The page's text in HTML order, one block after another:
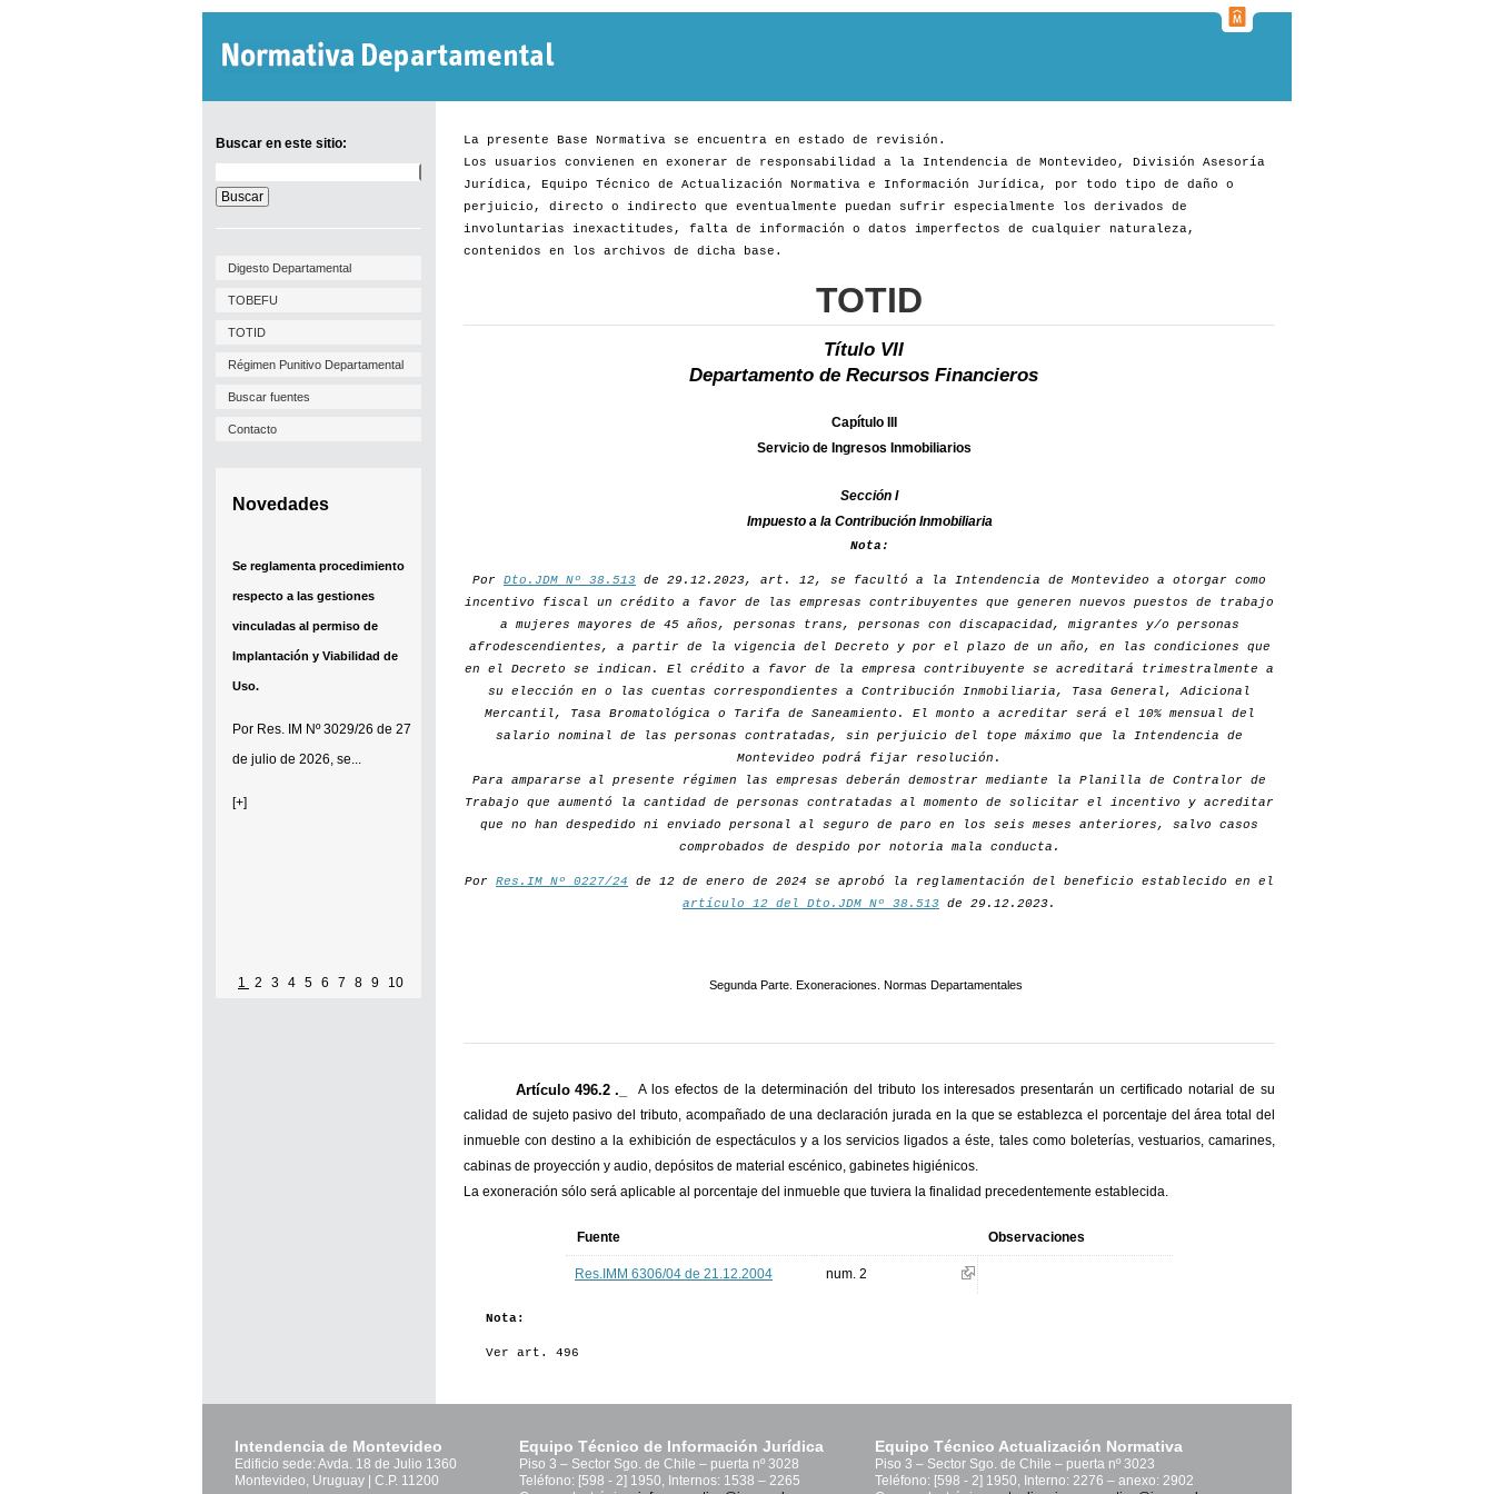
Buscar en este sitio:
en
este
sitio:
Digesto Departamental
TOBEFU
TOTID
Régimen Punitivo Departamental
Buscar fuentes
Contacto
Novedades
Se reglamenta procedimiento
respecto a las gestiones
vinculadas al permiso de
Implantación y Viabilidad de
Uso.
Por Res. IM Nº 3029/26 de 27
de julio de 2026, se...
[+]
1 2 3 4 5 6 7 8 9 10
La presente Base Normativa se encuentra en estado de revisión.
Los usuarios convienen en exonerar de responsabilidad a la Intendencia de Montevideo, División Asesoría
Jurídica, Equipo Técnico de Actualización Normativa e Información Jurídica, por todo tipo de daño o
perjuicio, directo o indirecto que eventualmente puedan sufrir especialmente los derivados de
involuntarias inexactitudes, falta de información o datos imperfectos de cualquier naturaleza,
contenidos en los archivos de dicha base.
TOTID
Título VII
Departamento de Recursos Financieros
Capítulo III
Servicio de Ingresos Inmobiliarios
Sección I
Impuesto a la Contribución Inmobiliaria
Nota:
Por Dto.JDM Nº 38.513 de 29.12.2023, art. 12, se facultó a la Intendencia de Montevideo a otorgar como
incentivo fiscal un crédito a favor de las empresas contribuyentes que generen nuevos puestos de trabajo
a mujeres mayores de 45 años, personas trans, personas con discapacidad, migrantes y/o personas
afrodescendientes, a partir de la vigencia del Decreto y por el plazo de un año, en las condiciones que
en el Decreto se indican. El crédito a favor de la empresa contribuyente se acreditará trimestralmente a
su elección en o las cuentas correspondientes a Contribución Inmobiliaria, Tasa General, Adicional
Mercantil, Tasa Bromatológica o Tarifa de Saneamiento. El monto a acreditar será el 10% mensual del
salario nominal de las personas contratadas, sin perjuicio del tope máximo que la Intendencia de
Montevideo podrá fijar resolución.
Para ampararse al presente régimen las empresas deberán demostrar mediante la Planilla de Contralor de
Trabajo que aumentó la cantidad de personas contratadas al momento de solicitar el incentivo y acreditar
que no han despedido ni enviado personal al seguro de paro en los seis meses anteriores, salvo casos
comprobados de despido por notoria mala conducta.
Por Res.IM Nº 0227/24 de 12 de enero de 2024 se aprobó la reglamentación del beneficio establecido en el
artículo 12 del Dto.JDM Nº 38.513 de 29.12.2023.
Segunda Parte. Exoneraciones. Normas Departamentales
Artículo 496.2 ._
A los efectos de la determinación del tributo los interesados presentarán un certificado notarial de su
calidad de sujeto pasivo del tributo, acompañado de una declaración jurada en la que se establezca el porcentaje del área total del
inmueble con destino a la exhibición de espectáculos y a los servicios ligados a éste, tales como boleterías, vestuarios, camarines,
cabinas de proyección y audio, depósitos de material escénico, gabinetes higiénicos.
La exoneración sólo será aplicable al porcentaje del inmueble que tuviera la finalidad precedentemente establecida.
Fuente Observaciones
Res.IMM 6306/04 de 21.12.2004 num. 2
Nota:
Ver art. 496
Intendencia de Montevideo
Edificio sede: Avda. 18 de Julio 1360
Montevideo, Uruguay | C.P. 11200
Equipo Técnico Actualización Normativa
Piso 3 – Sector Sgo. de Chile – puerta nº 3023
Teléfono: [598 - 2] 1950, Interno: 2276 – anexo: 2902
Equipo Técnico de Información Jurídica
Piso 3 – Sector Sgo. de Chile – puerta nº 3028
Teléfono: [598 - 2] 1950, Internos: 1538 – 2265